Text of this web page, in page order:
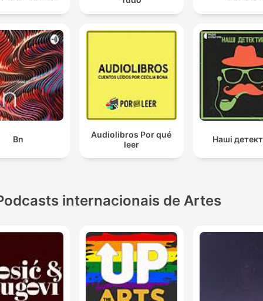
Bn
Audiolibros Por qué
leer
Наші
internacionais de Artes